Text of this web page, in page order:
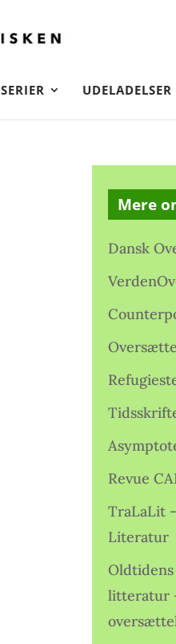
SERIER UDELADELSER
Mere
Dansk
Revue
TraLaLit
Literatur
litteratur